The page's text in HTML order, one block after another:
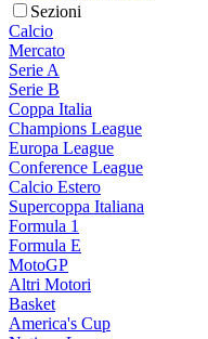
Sezioni
Calcio
Mercato
Serie A
Serie B
Coppa Italia
Champions League
Europa League
Conference League
Calcio Estero
Supercoppa Italiana
Formula 1
Formula E
MotoGP
Altri Motori
Basket
America's Cup